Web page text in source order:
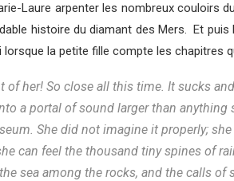
Laure arpenter les nombreux couloirs
histoire du diamant des Mers. Et
la petite fille compte les
of her! So close all this time. It sucks
a portal of sound larger than
She did not imagine it properly;
can feel the thousand tiny spines of
sea among the rocks, and the calls